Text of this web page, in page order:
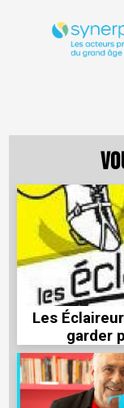
Les
garder